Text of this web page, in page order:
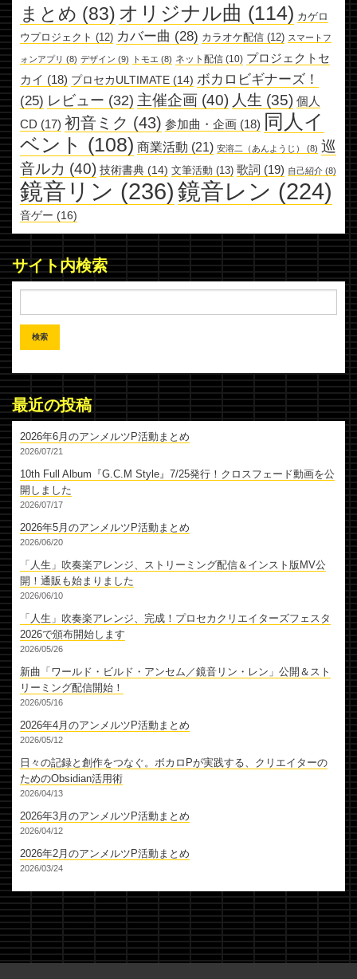
まとめ (83) オリジナル曲 (114) カゲロ
ウプロジェクト (12) カバー曲 (28) カラオケ配信 (12) スマートフ
ォンアプリ (8) デザイン (9) トモエ (8) ネット配信 (10) プロジェクトセ
カイ (18) プロセカULTIMATE (14) ボカロビギナーズ！
(25) レビュー (32) 主催企画 (40) 人生 (35) 個人
CD (17) 初音ミク (43) 参加曲・企画 (18) 同人イ
ベント (108) 商業活動 (21) 安溶二（あんようじ） (8) 巡
音ルカ (40) 技術書典 (14) 文筆活動 (13) 歌詞 (19) 自己紹介 (8)
鏡音リン (236)鏡音レン (224)
音ゲー (16)
サイト内検索
最近の投稿
2026年6月のアンメルツP活動まとめ
2026/07/21
10th Full Album『G.C.M Style』7/25発行！クロスフェード動画を公
開しました
2026/07/17
2026年5月のアンメルツP活動まとめ
2026/06/20
「人生」吹奏楽アレンジ、ストリーミング配信＆インスト版MV公
開！通販も始まりました
2026/06/10
「人生」吹奏楽アレンジ、完成！プロセカクリエイターズフェスタ
2026で頒布開始します
2026/05/26
新曲「ワールド・ビルド・アンセム／鏡音リン・レン」公開＆スト
リーミング配信開始！
2026/05/16
2026年4月のアンメルツP活動まとめ
2026/05/12
日々の記録と創作をつなぐ。ボカロPが実践する、クリエイターの
ためのObsidian活用術
2026/04/13
2026年3月のアンメルツP活動まとめ
2026/04/12
2026年2月のアンメルツP活動まとめ
2026/03/24